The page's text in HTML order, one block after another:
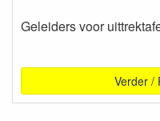
Geleiders voor
Verder /